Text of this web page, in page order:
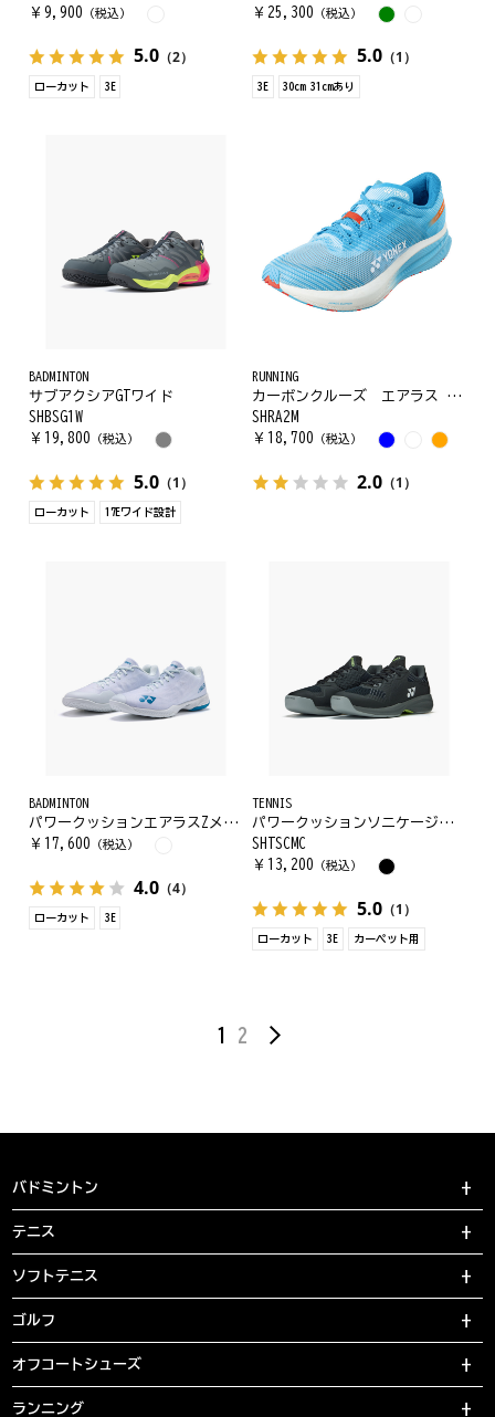
￥ 9,900 （税込）
5.0 （2）
ローカット 3E
￥ 25,300 （税込）
5.0（1）
3E 30cm 31cmあり
BADMINTON
サブアクシアGTワイド
SHBSG1W
￥ 19,800 （税込）
5.0 （1）
ローカット 17Eワイド設計
RUNNING
カーボンクルーズ エアラス メン
SHRA2M
￥ 18,700 （税込）
2.0（1）
BADMINTON
パワークッションエアラスZメン. SHBAZ2M
￥ 17,600 （税込）
4.0 （4）
ローカット 3E
TENNIS
パワークッションソニケージメンCC
SHTSCMC
￥ 13,200 （税込）
5.0（1）
ローカット 3E カーペット用
1 2
バドミントン
テニス
ソフトテニス
ゴルフ
オフコートシューズ
ランニング